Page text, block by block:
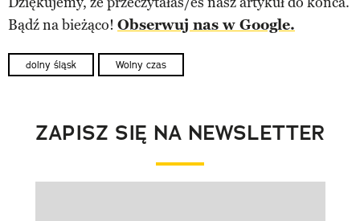
Bądź na bieżąco! Obserwuj nas w Google.
dolny śląsk Wolny czas
ZAPISZ SIĘ NA NEWSLETTER